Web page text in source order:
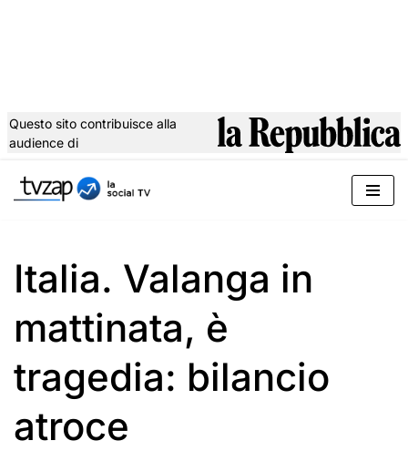
al
Questo sito contribuisce alla
audience di
Italia. Valanga in
mattinata, è
tragedia: bilancio
atroce